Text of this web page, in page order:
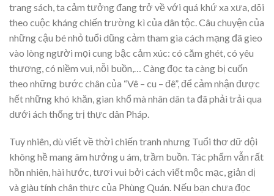
trang sách, ta cảm tưởng đang trở về với quá khứ xa xưa, dõi
theo cuộc kháng chiến trường kì của dân tộc. Câu chuyện của
những cậu bé nhỏ tuổi dũng cảm tham gia cách mạng đã gieo
vào lòng người mọi cung bậc cảm xúc: có căm ghét, có yêu
thương, có niềm vui, nỗi buồn,… Càng đọc ta càng bị cuốn
theo những bước chân của “Vê – cu – đê”, để cảm nhận được
hết những khó khăn, gian khổ mà nhân dân ta đã phải trải qua
dưới ách thống trị thực dân Pháp.
Tuy nhiên, dù viết về thời chiến tranh nhưng Tuổi thơ dữ dội
không hề mang âm hưởng u ám, trầm buồn. Tác phẩm vẫn rất
hồn nhiên, hài hước, tươi vui bởi cách viết mộc mạc, giản dị
và giàu tính chân thực của Phùng Quán. Nếu bạn chưa đọc